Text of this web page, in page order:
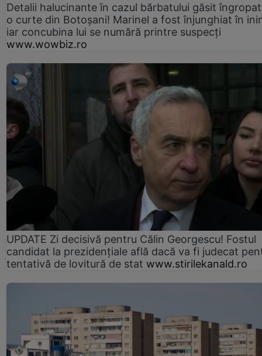
Detalii halucinante în cazul bărbatului găsit
o curte din Botoșani! Marinel a fost înjunghiat în
iar concubina lui se numără printre suspecți
www.wowbiz.ro
UPDATE Zi decisivă pentru Călin Georgescu! Fostul
candidat la prezidențiale află dacă va fi judecat
tentativă de lovitură de stat www.stirilekanald.ro